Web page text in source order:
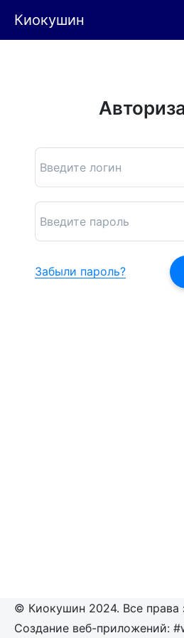
Киокушин
Забыли пароль?
© Киокушин 2024. Все
Создание веб-приложений: